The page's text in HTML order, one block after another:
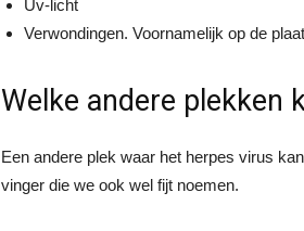
Uv-licht
Verwondingen. Voornamelijk op de
Welke andere plekken
Een andere plek waar het herpes virus
vinger die we ook wel fijt noemen.